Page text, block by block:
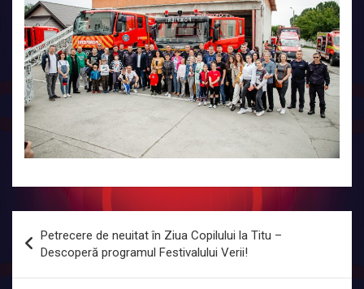
în
articole
Petrecere de neuitat în Ziua Copilului la Titu –
Descoperă programul Festivalului Verii!